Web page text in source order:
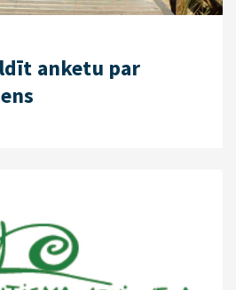
anketu par